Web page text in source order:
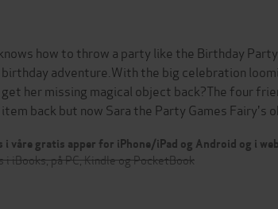
how to throw a party like the Birthday
adventure.With the big celebration
her missing magical object back?The four
back but now Sara the Party Games Fairy's
i våre gratis apper for iPhone/iPad og Android og i
i iBooks, på PC, Kindle og PocketBook